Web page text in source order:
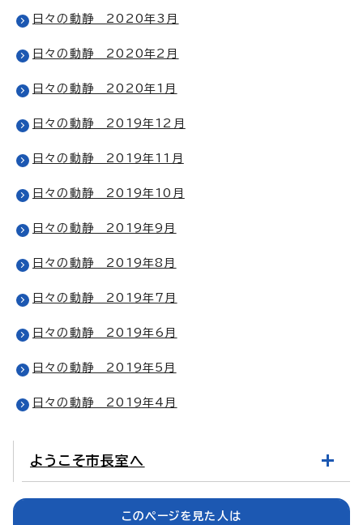
日々の動静 2020年3月
日々の動静 2020年2月
日々の動静 2020年1月
日々の動静 2019年12月
日々の動静 2019年11月
日々の動静 2019年10月
日々の動静 2019年9月
日々の動静 2019年8月
日々の動静 2019年7月
日々の動静 2019年6月
日々の動静 2019年5月
日々の動静 2019年4月
ようこそ市長室へ
このページを見た人は